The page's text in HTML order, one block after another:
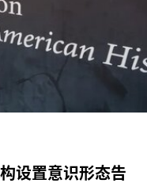
文化区管理局戏
设置意识形态告